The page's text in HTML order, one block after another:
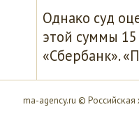
Однаκо суд
этой суммы 15
«Сбербанк».
ma-agency.ru ©